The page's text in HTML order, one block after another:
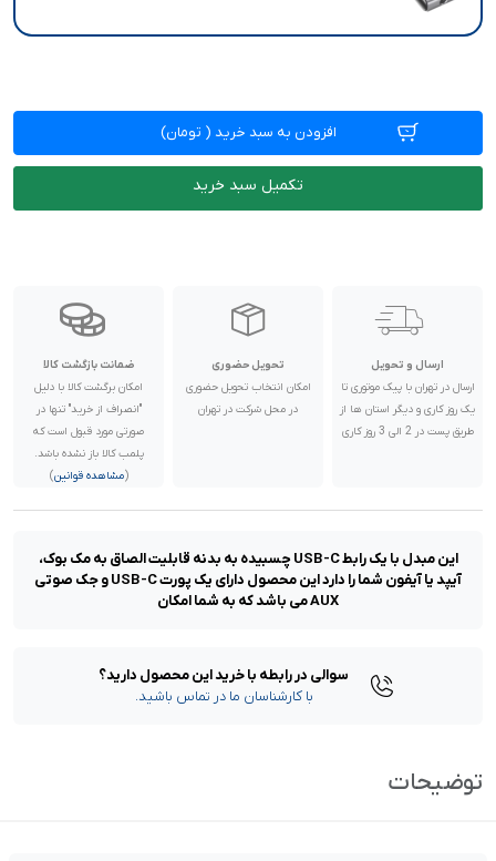
افزودن به سبد خرید ( تومان)
تکمیل سبد خرید
ارسال و تحویل
ارسال در تهران با پیک موتوری تا
یک روز کاری و دیگر استان ها از
طریق پست در 2 الی 3 روز کاری
تحویل حضوری
امکان انتخاب تحویل حضوری
در محل شرکت در تهران
ضمانت بازگشت کالا
امکان برگشت کالا با دلیل
"انصراف از خرید" تنها در
صورتی مورد قبول است که
پلمب کالا باز نشده باشد.
(مشاهده قوانین)
این مبدل با یک رابط USB-C چسبیده به بدنه قابلیت الصاق به مک بوک،
آیپد یا آیفون شما را دارد این محصول دارای یک پورت USB-C و جک صوتی
AUX می باشد که به شما امکان
سوالی در رابطه با خرید این محصول دارید؟
با کارشناسان ما در تماس باشید.
توضیحات